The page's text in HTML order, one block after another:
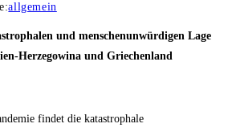
allgemein
und menschenunwürdigen Lage
und Griechenland
findet die katastrophale